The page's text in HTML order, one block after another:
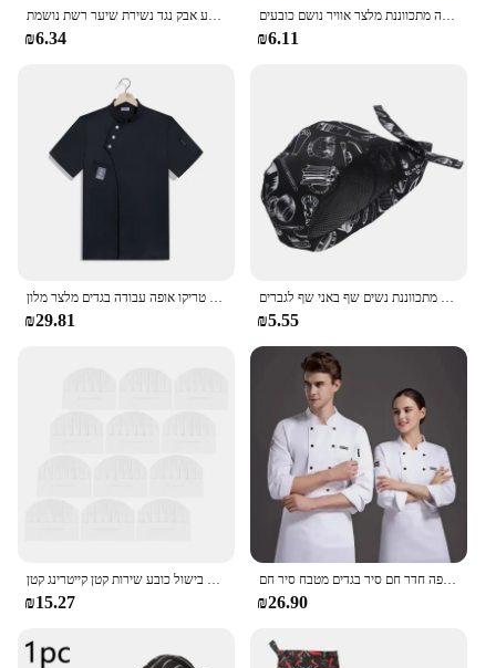
מפעל מזון סדנת עבודה נושם כובע קער בית קערות מטבח שף כובע אבק נגד נשירת שיער רשת נושמת
₪6.34
מטבח שף פיראט כובע מלון קייטרינג בקופות מאפייה מתכווננת מלצר אוויר נושם כובעים bbq
₪6.11
קייטרינג בישול מסעדה חולצה לבנה מטבח שף חולצת טריקו אופה עבודה בגדים מלצר מלון
₪29.81
כובע לבשל כובע בישול כובע שף כובע כובע שף לכודים עבודה מתכווננת אופה לכובעי עבודה מתכווננת נשים שף באני שף לגברים
₪5.55
₪15.27
שמלות שף מלון מפואר לגברים ולנשים מעובה מטבח נשיפה קפה חדר חם סיר בגדים מטבח סיר חם
₪26.90